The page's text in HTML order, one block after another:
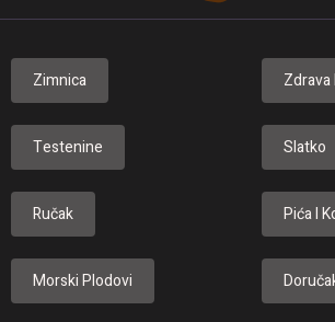
Zimnica Zdrava
Testenine Slatko
Ručak Pića I
Morski Plodovi